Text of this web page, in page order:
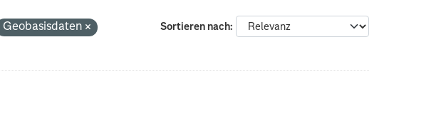
Sortieren nach
Geobasisdaten